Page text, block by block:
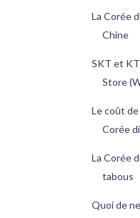
La Corée
Chine
SKT et
Store
Le coût de
Corée
La Corée
tabous
Quoi de